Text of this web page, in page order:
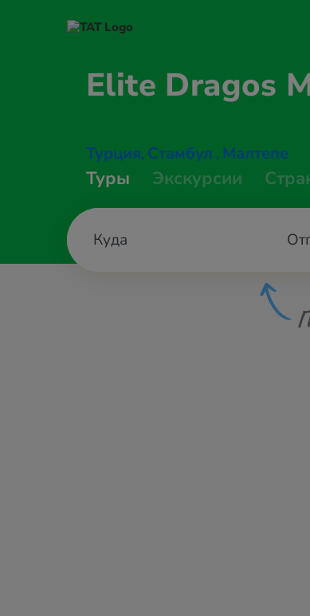
Elite Dragos
Турция, Стамбул , Малтепе
Туры Экскурсии